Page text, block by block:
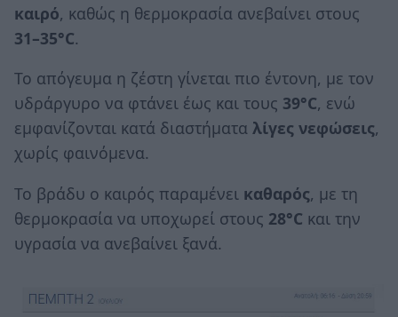
καιρό, καθώς η θερμοκρασία ανεβαίνει στους
31–35°C.
Το απόγευμα η ζέστη γίνεται πιο έντονη, με τον
υδράργυρο να φτάνει έως και τους 39°C, ενώ
εμφανίζονται κατά διαστήματα λίγες νεφώσεις,
χωρίς φαινόμενα.
Το βράδυ ο καιρός παραμένει καθαρός, με τη
θερμοκρασία να υποχωρεί στους 28°C και την
υγρασία να ανεβαίνει ξανά.